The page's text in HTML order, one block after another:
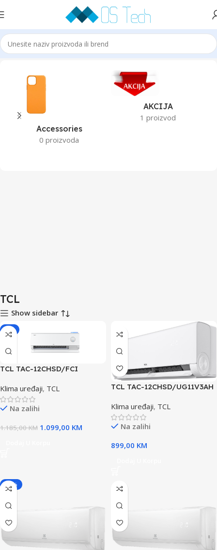
Početna TCL
Accessories
0 proizvoda
AKCIJA
1 proizvod
TCL
Show sidebar
-7%
TCL TAC-12CHSD/FCI
Klima uređaji, TCL
Na zalihi
1.185,00KM 1.099,00 KM
TCL TAC-12CHSD/UG11V3AH
Klima uređaji, TCL
Na zalihi
899,00 KM
-22%